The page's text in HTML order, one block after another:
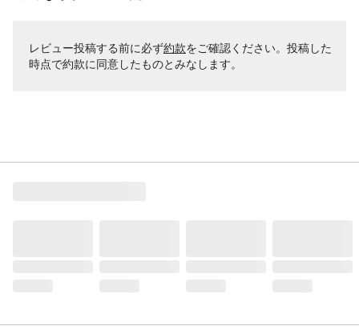
レビュー投稿する前に必ず約款をご確認ください。投稿した
時点で約款に同意したものとみなします。